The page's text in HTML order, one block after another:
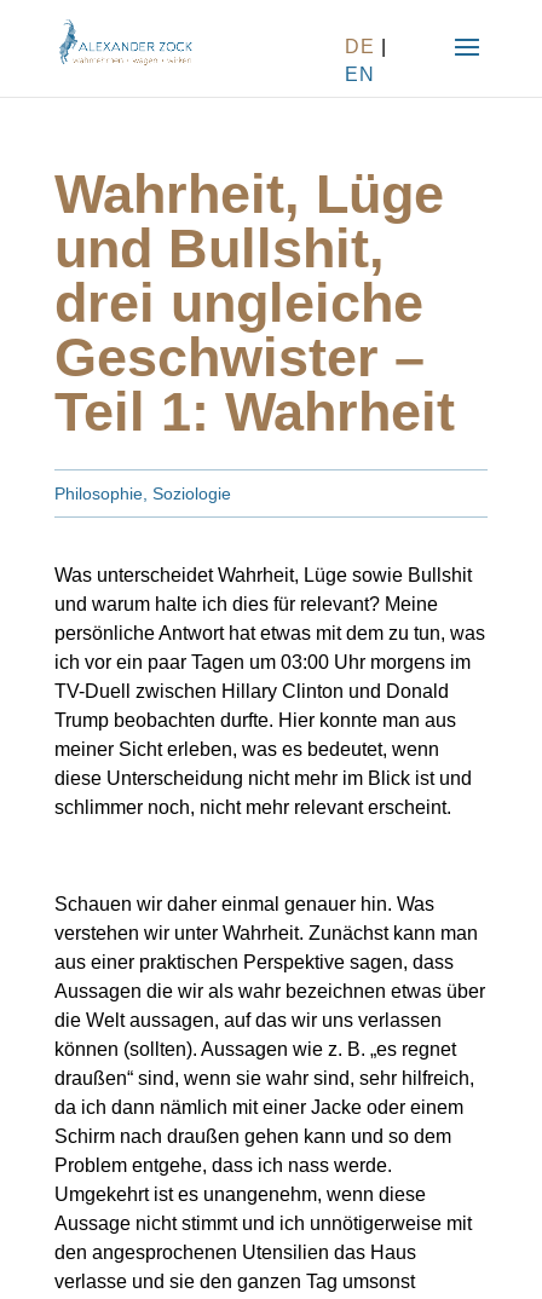
DE
EN
Wahrheit, Lüge
und Bullshit,
drei ungleiche
Geschwister –
Teil 1: Wahrheit
Philosophie, Soziologie
Was unterscheidet Wahrheit, Lüge sowie Bullshit
und warum halte ich dies für relevant? Meine
persönliche Antwort hat etwas mit dem zu tun, was
ich vor ein paar Tagen um 03:00 Uhr morgens im
TV-Duell zwischen Hillary Clinton und Donald
Trump beobachten durfte. Hier konnte man aus
meiner Sicht erleben, was es bedeutet, wenn
diese Unterscheidung nicht mehr im Blick ist und
schlimmer noch, nicht mehr relevant erscheint.
Schauen wir daher einmal genauer hin. Was
verstehen wir unter Wahrheit. Zunächst kann man
aus einer praktischen Perspektive sagen, dass
Aussagen die wir als wahr bezeichnen etwas über
die Welt aussagen, auf das wir uns verlassen
können (sollten). Aussagen wie z. B. „es regnet
draußen“ sind, wenn sie wahr sind, sehr hilfreich,
da ich dann nämlich mit einer Jacke oder einem
Schirm nach draußen gehen kann und so dem
Problem entgehe, dass ich nass werde.
Umgekehrt ist es unangenehm, wenn diese
Aussage nicht stimmt und ich unnötigerweise mit
den angesprochenen Utensilien das Haus
verlasse und sie den ganzen Tag umsonst